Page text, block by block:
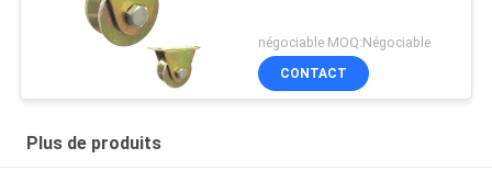
négociable MOQ:Négociable
CONTACT
Plus de produits